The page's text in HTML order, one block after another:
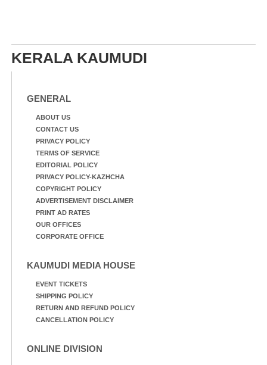
KERALA KAUMUDI
GENERAL
ABOUT US
CONTACT US
PRIVACY POLICY
TERMS OF SERVICE
EDITORIAL POLICY
PRIVACY POLICY-KAZHCHA
COPYRIGHT POLICY
ADVERTISEMENT DISCLAIMER
PRINT AD RATES
OUR OFFICES
CORPORATE OFFICE
KAUMUDI MEDIA HOUSE
EVENT TICKETS
SHIPPING POLICY
RETURN AND REFUND POLICY
CANCELLATION POLICY
ONLINE DIVISION